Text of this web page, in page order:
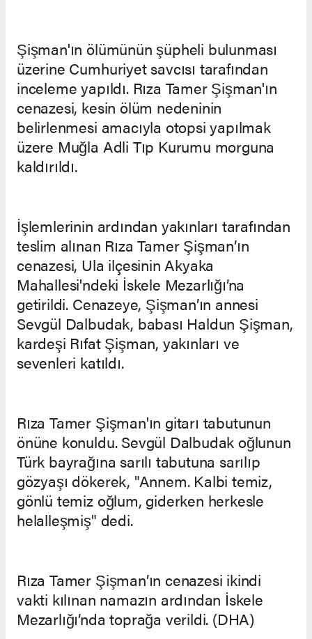
Şişman'ın ölümünün şüpheli bulunması
üzerine Cumhuriyet savcısı tarafından
inceleme yapıldı. Rıza Tamer Şişman'ın
cenazesi, kesin ölüm nedeninin
belirlenmesi amacıyla otopsi yapılmak
üzere Muğla Adli Tıp Kurumu morguna
kaldırıldı.
İşlemlerinin ardından yakınları tarafından
teslim alınan Rıza Tamer Şişman’ın
cenazesi, Ula ilçesinin Akyaka
Mahallesi'ndeki İskele Mezarlığı’na
getirildi. Cenazeye, Şişman’ın annesi
Sevgül Dalbudak, babası Haldun Şişman,
kardeşi Rıfat Şişman, yakınları ve
sevenleri katıldı.
Rıza Tamer Şişman'ın gitarı tabutunun
önüne konuldu. Sevgül Dalbudak oğlunun
Türk bayrağına sarılı tabutuna sarılıp
gözyaşı dökerek, "Annem. Kalbi temiz,
gönlü temiz oğlum, giderken herkesle
helalleşmiş" dedi.
Rıza Tamer Şişman’ın cenazesi ikindi
vakti kılınan namazın ardından İskele
Mezarlığı’nda toprağa verildi. (DHA)